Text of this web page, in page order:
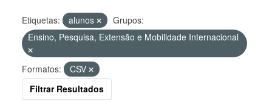
Etiquetas: alunos
Grupos:
Ensino, Pesquisa, Extensão e Mobilidade Internacional
Formatos:
CSV
Filtrar Resultados